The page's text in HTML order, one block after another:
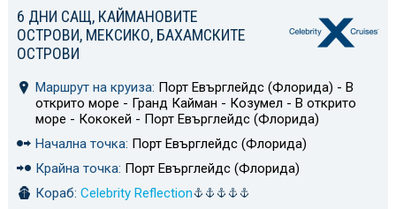
6 ДНИ САЩ, КАЙМАНОВИТЕ
ОСТРОВИ, МЕКСИКО, БАХАМСКИТЕ
ОСТРОВИ
Маршрут на круиза: Порт Евърглейдс (Флорида) - В
открито море - Гранд Кайман - Козумел - В открито
море - Кококей - Порт Евърглейдс (Флорида)
Начална точка: Порт Евърглейдс (Флорида)
Крайна точка: Порт Евърглейдс (Флорида)
Кораб: Celebrity Reflection